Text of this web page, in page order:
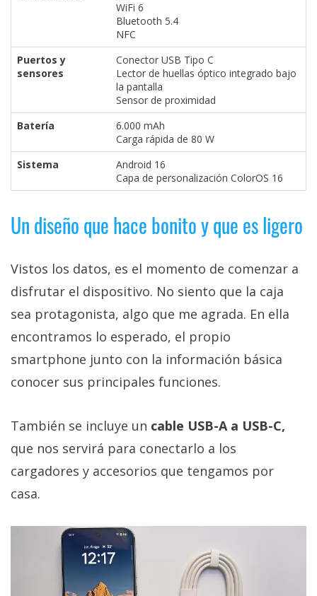
WiFi 6
Bluetooth 5.4
NFC
Puertos y
sensores
Conector USB Tipo C
Lector de huellas óptico integrado bajo
la pantalla
Sensor de proximidad
Batería
6.000 mAh
Carga rápida de 80 W
Sistema
Android 16
Capa de personalización ColorOS 16
Un diseño que hace bonito y que es ligero
Vistos los datos, es el momento de comenzar a
disfrutar el dispositivo. No siento que la caja
sea protagonista, algo que me agrada. En ella
encontramos lo esperado, el propio
smartphone junto con la información básica
conocer sus principales funciones.
También se incluye un cable USB-A a USB-C,
que nos servirá para conectarlo a los
cargadores y accesorios que tengamos por
casa.